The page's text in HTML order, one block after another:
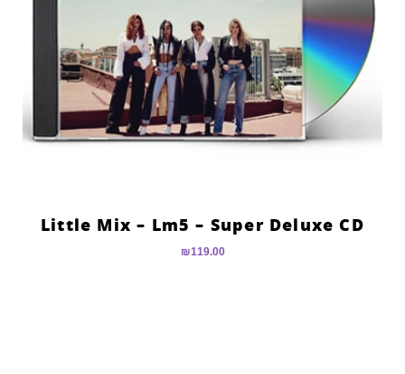
Little Mix – Lm5 – Super Deluxe CD
₪119.00